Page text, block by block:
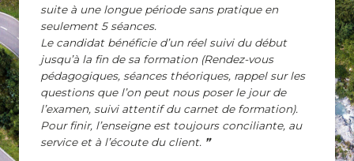
suite à une longue période sans pratique en
seulement 5 séances.
Le candidat bénéficie d’un réel suivi du début
jusqu’à la fin de sa formation (Rendez-vous
pédagogiques, séances théoriques, rappel sur les
questions que l’on peut nous poser le jour de
l’examen, suivi attentif du carnet de formation).
Pour finir, l’enseigne est toujours conciliante, au
service et à l’écoute du client.